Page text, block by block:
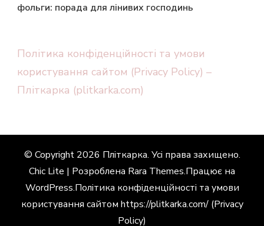
фольги: порада для лінивих господинь
Політика конфіденційності та умови
користування сайтом (Privacy Policy) –
Пліткарка (plitkarka.com)
© Copyright 2026 Пліткарка. Усі права захищено.
Chic Lite | Розроблена Rara Themes.Працює на
WordPress.Політика конфіденційності та умови
користування сайтом https://plitkarka.com/ (Privacy
Policy)